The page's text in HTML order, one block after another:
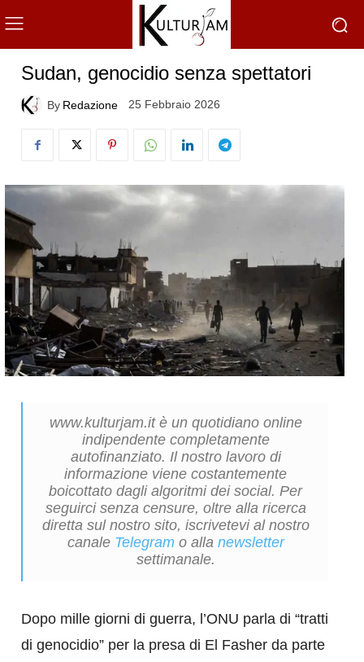
Sudan, genocidio senza spettatori
By Redazione 25 Febbraio 2026
www.kulturjam.it è un quotidiano online
indipendente completamente
autofinanziato. Il nostro lavoro di
informazione viene costantemente
boicottato dagli algoritmi dei social. Per
seguirci senza censure, oltre alla ricerca
diretta sul nostro sito, iscrivetevi al nostro
canale Telegram o alla newsletter
settimanale.
Dopo mille giorni di guerra, l’ONU parla di “tratti
di genocidio” per la presa di El Fasher da parte